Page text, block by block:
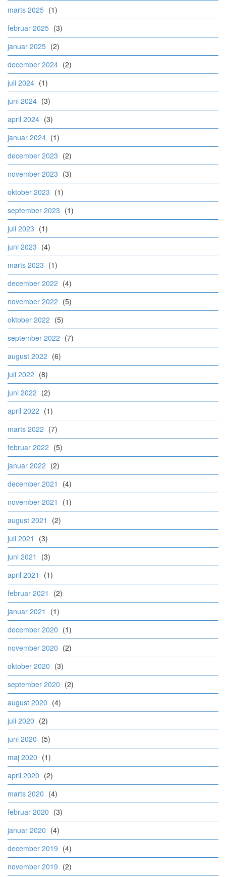
marts 2025 (1)
februar 2025 (3)
januar 2025 (2)
december 2024 (2)
juli 2024 (1)
juni 2024 (3)
april 2024 (3)
januar 2024 (1)
december 2023 (2)
november 2023 (3)
oktober 2023 (1)
september 2023 (1)
juli 2023 (1)
juni 2023 (4)
marts 2023 (1)
december 2022 (4)
november 2022 (5)
oktober 2022 (5)
september 2022 (7)
august 2022 (6)
juli 2022 (8)
juni 2022 (2)
april 2022 (1)
marts 2022 (7)
februar 2022 (5)
januar 2022 (2)
december 2021
(4)
november 2021
(1)
august 2021
(2)
juli 2021
(3)
juni 2021
(3)
april 2021
(1)
februar 2021
(2)
januar 2021
(1)
december 2020 (1)
november 2020 (2)
oktober 2020 (3)
september 2020 (2)
august 2020 (4)
juli 2020 (2)
juni 2020 (5)
maj 2020 (1)
april 2020 (2)
marts 2020 (4)
februar 2020 (3)
januar 2020 (4)
december 2019 (4)
november 2019 (2)